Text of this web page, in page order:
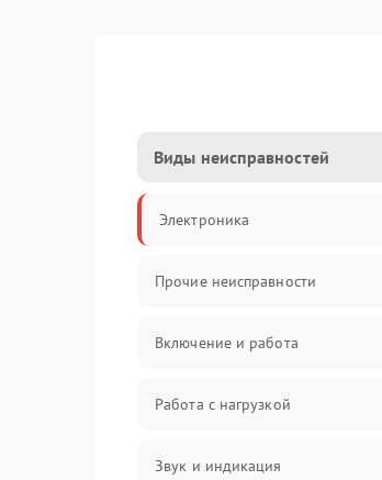
Виды неисправностей
Электроника
Прочие неисправности
Включение и работа
Работа с нагрузкой
Звук и индикация